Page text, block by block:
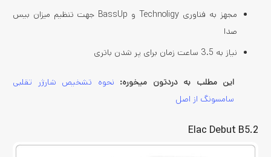
مجهز به فناوری Technoligy و BassUp جهت تنظیم میزان بیس
صدا
نیاز به 3.5 ساعت زمان برای پر شدن باتری
این مطلب به دردتون میخوره: نحوه تشخیص شارژر تقلبی
سامسونگ از اصل
Elac Debut B5.2